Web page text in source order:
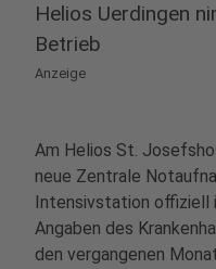
Helios Uerdingen
Betrieb
Anzeige
Am Helios St.
neue Zentrale
Intensivstation offiziell
Angaben des
den vergangenen